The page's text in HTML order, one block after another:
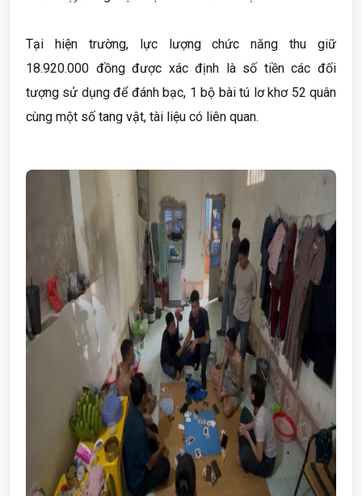
Tại hiện trường, lực lượng chức năng thu giữ
18.920.000 đồng được xác định là số tiền các đối
tượng sử dụng để đánh bạc, 1 bộ bài tú lơ khơ 52 quân
cùng một số tang vật, tài liệu có liên quan.